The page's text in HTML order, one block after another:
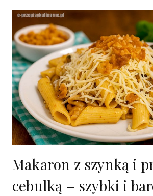
Makaron z szynką i
cebulką – szybki i